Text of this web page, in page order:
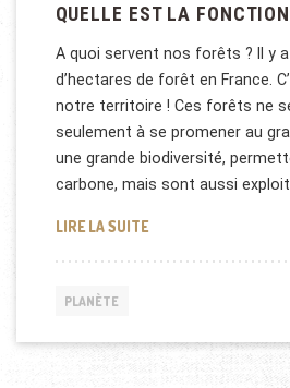
QUELLE EST LA
A quoi servent nos forêts ? Il y
d’hectares de forêt en France.
notre territoire ! Ces forêts ne
seulement à se promener au
une grande biodiversité,
carbone, mais sont aussi
LIRE LA SUITEQUELLE EST LA
PLANÈTE